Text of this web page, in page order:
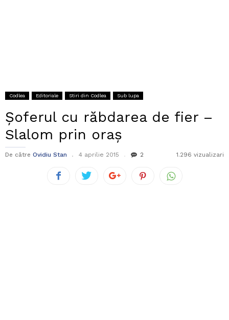
Codlea Editoriale Stiri din Codlea Sub lupa
Șoferul cu răbdarea de fier –
Slalom prin oraș
De către Ovidiu Stan 4 aprilie 2015 2 1.296 vizualizari